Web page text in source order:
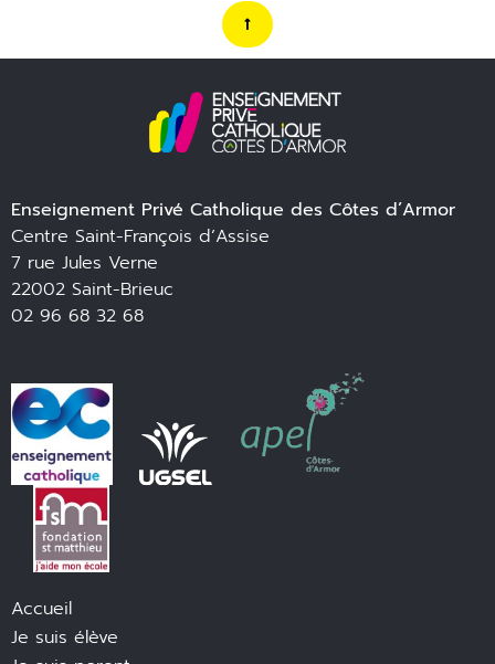
Enseignement Privé Catholique des Côtes d’Armor
Centre Saint-François d’Assise
7 rue Jules Verne
22002 Saint-Brieuc
02 96 68 32 68
Accueil
Je suis élève